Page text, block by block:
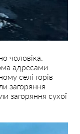
чоловіка.
адресами
селі горів
загоряння
загоряння сухої